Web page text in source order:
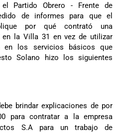
Partido Obrero - Frente de
de informes para que el
por qué contrató una
en la Villa 31 en vez de utilizar
en los servicios básicos que
Solano hizo los siguientes
brindar explicaciones de por
para contratar a la empresa
S.A para un trabajo de